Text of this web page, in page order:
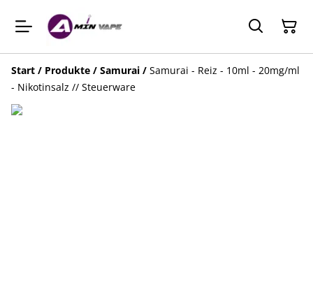
Start / Produkte / Samurai / Samurai - Reiz - 10ml - 20mg/ml
- Nikotinsalz // Steuerware